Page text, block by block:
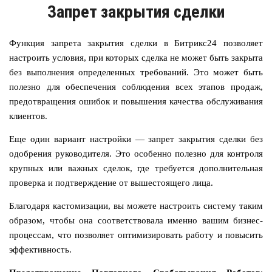
Запрет закрытия сделки
Функция запрета закрытия сделки в Битрикс24 позволяет
настроить условия, при которых сделка не может быть закрыта
без выполнения определенных требований. Это может быть
полезно для обеспечения соблюдения всех этапов продаж,
предотвращения ошибок и повышения качества обслуживания
клиентов.
Еще один вариант настройки — запрет закрытия сделки без
одобрения руководителя. Это особенно полезно для контроля
крупных или важных сделок, где требуется дополнительная
проверка и подтверждение от вышестоящего лица.
Благодаря кастомизации, вы можете настроить систему таким
образом, чтобы она соответствовала именно вашим бизнес-
процессам, что позволяет оптимизировать работу и повысить
эффективность.